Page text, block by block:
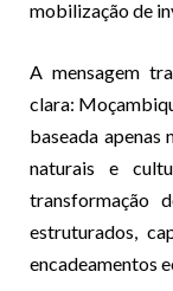
mobilização de
A mensagem
clara:
baseada apenas
naturais e
transformação
estruturados,
encadeamentos